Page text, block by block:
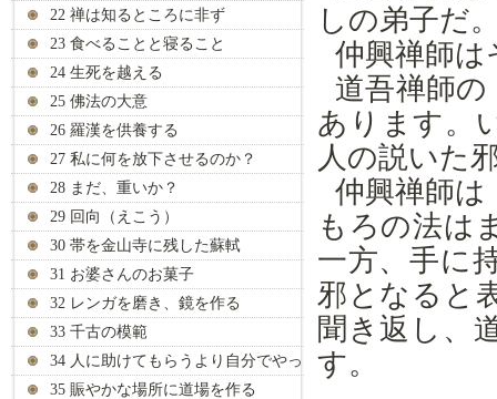
22 禅は知るところに非ず
23 食べることと寝ること
24 生死を越える
25 佛法の大意
26 羅漢を供養する
27 私に何を放下させるのか？
28 まだ、重いか？
29 回向（えこう）
30 帯を金山寺に残した蘇軾
31 お婆さんのお菓子
32 レンガを磨き、鏡を作る
33 千古の模範
34 人に助けてもらうより自分でやっ
35 賑やかな場所に道場を作る
しの弟子だ
仲興禅師
道吾禅師
あります。
人の説いた
仲興禅師
もろの法は
一方、手に
邪となると
聞き返し、
す。